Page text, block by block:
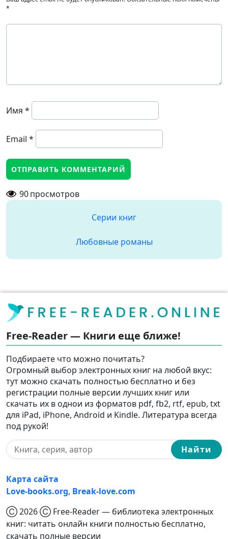
*
Имя *
Email *
90просмотров
Серии книг
Любовные романы
Free-Reader — Книги еще ближе!
Подбираете что можно почитать?
Огромный выбор электронных книг на любой вкус:
тут можно скачать полностью бесплатно и без
регистрации полные версии лучших книг или
скачать их в однои из форматов pdf, fb2, rtf, epub, txt
для iPad, iPhone, Android и Kindle. Литература всегда
под рукой!
Найти
Карта сайта
Love-books.org, Break-love.com
Ⓒ 2026 Ⓒ Free-Reader — библиотека электронных
книг: читать онлайн книги полностью бесплатно,
скачать полные версии